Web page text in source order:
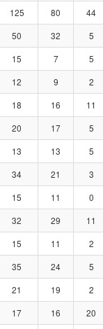
125 80 44
50 32 5
15 7 5
12 9 2
18 16 11
20 17 5
13 13 5
34 21 3
15 11 0
32 29 11
15 11 2
35 24 5
21 19 2
17 16 20